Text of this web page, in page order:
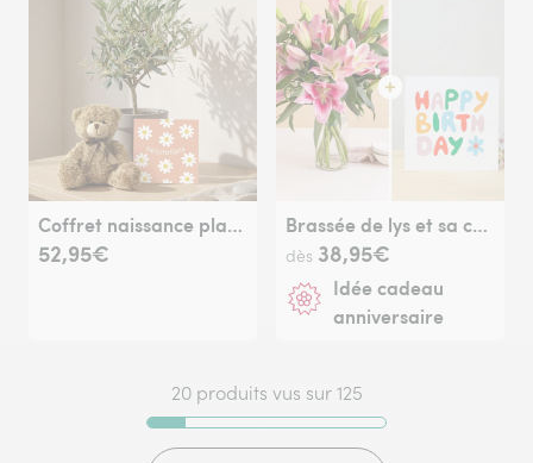
Coffret naissance plante
52,95€
Brassée de lys et sa carte message Joyeux anniversaire
dès 38,95€
Idée cadeau
anniversaire
20 produits vus sur 125